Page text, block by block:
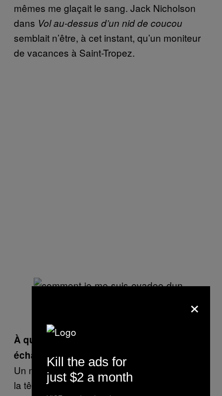
mêmes me glaçait le sang. Jack Nicholson
dans Vol au-dessus d’un nid de coucou
semblait n’être, à cet instant, qu’un moniteur
de vacances à Saint-Tropez.
À quoi ont ressemblé tes premiers
échanges avec eux ?
Un mec plus jeune que moi m’a scannée de
la tête aux pieds et a ouvert les hostilités. Il
×
Kill the ads for
just $2 a month